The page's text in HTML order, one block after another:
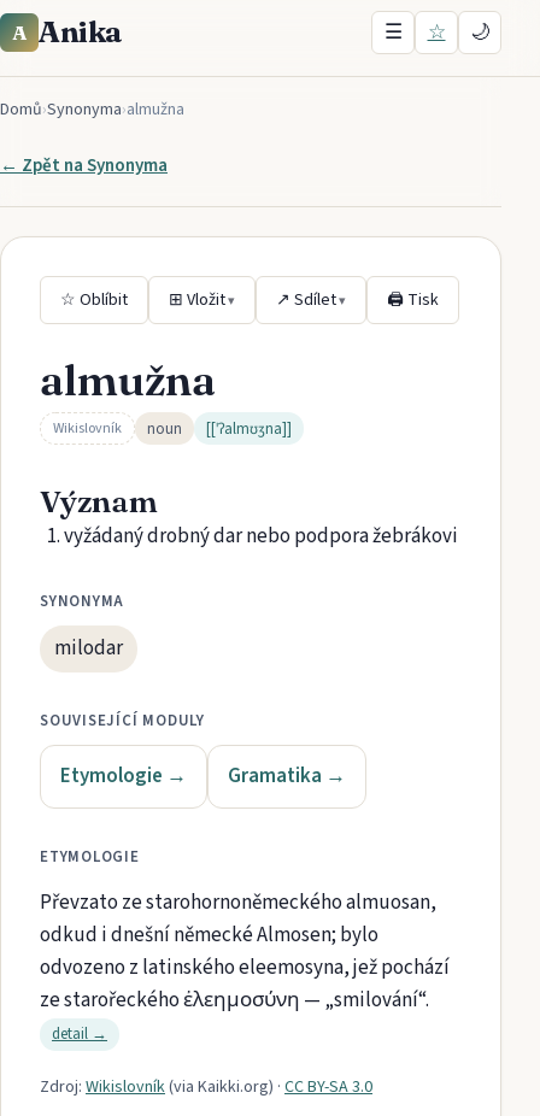
A Anika ☰ ☆ 🌙
Domů›Synonyma›almužna
← Zpět naSynonyma
☆ Oblíbit ⊞ Vložit▾ ↗ Sdílet▾ 🖨 Tisk
almužna
Wikislovník noun [[ˈʔalmʊʒna]]
Význam
vyžádaný drobný dar nebo podpora žebrákovi
SYNONYMA
milodar
SOUVISEJÍCÍ MODULY
Etymologie → Gramatika →
ETYMOLOGIE
Převzato ze starohornoněmeckého almuosan,
odkud i dnešní německé Almosen; bylo
odvozeno z latinského eleemosyna, jež pochází
ze starořeckého ἐλεημοσύνη — „smilování“.
detail →
Zdroj: Wikislovník(via Kaikki.org) · CC BY-SA 3.0